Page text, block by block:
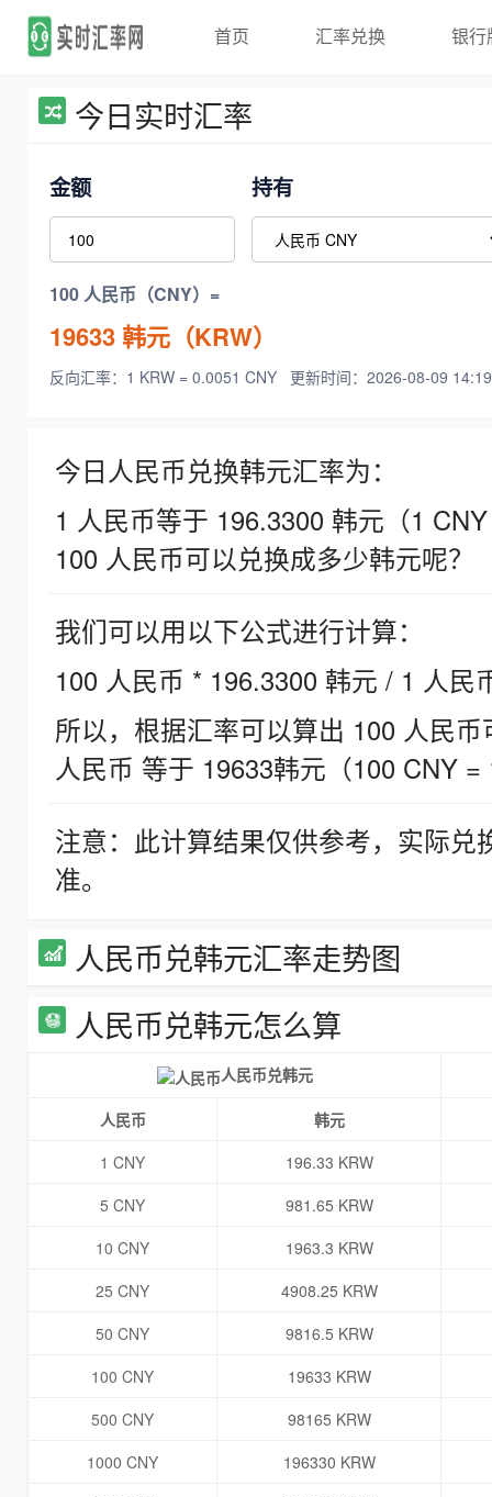
首页 汇率兑换 银行
今日实时汇率
金额 持有
100 人民币（CNY）=
19633韩元（KRW）
反向汇率：1 KRW = 0.0051 CNY 更新时间：2026-08-09
今日人民币兑换韩元汇率为：
1 人民币等于 196.3300 韩元（1
100 人民币可以兑换成多少韩元呢？
我们可以用以下公式进行计算：
100 人民币 * 196.3300 韩元 / 1 人民
所以，根据汇率可以算出 100 人民
人民币 等于 19633韩元（100 CNY =
注意：此计算结果仅供参考，实际
准。
人民币兑韩元汇率走势图
人民币兑韩元怎么算
人民币兑韩元
人民币
韩元
1 CNY
196.33 KRW
5 CNY
981.65 KRW
10 CNY
1963.3 KRW
25 CNY
4908.25 KRW
50 CNY
9816.5 KRW
100 CNY
19633 KRW
500 CNY
98165 KRW
1000 CNY
196330 KRW